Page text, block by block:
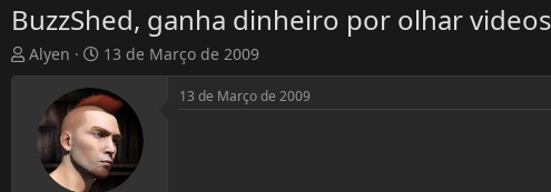
BuzzShed, ganha dinheiro por olhar
T
h
Alyen
D
a
t
a
d
e
I
13 de Março de 2009
13 de Março de 2009